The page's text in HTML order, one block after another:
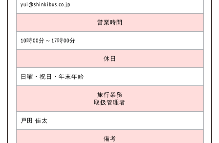
yui@shinkibus.co.jp
営業時間
10時00分～17時00分
休日
日曜・祝日・年末年始
旅行業務
取扱管理者
戸田 佳太
備考